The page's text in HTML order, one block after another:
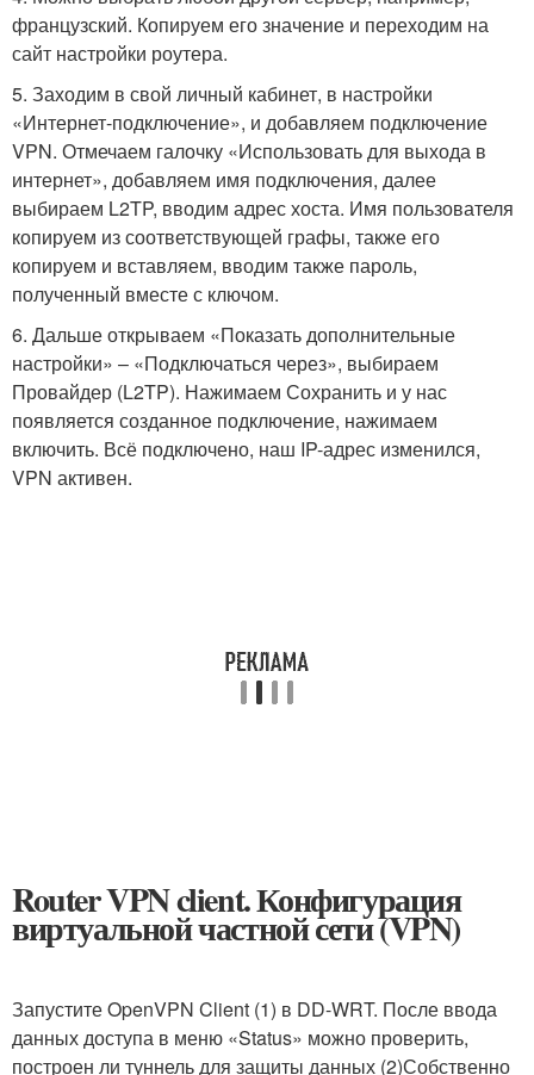
французский. Копируем его значение и переходим на
сайт настройки роутера.
5. Заходим в свой личный кабинет, в настройки
«Интернет-подключение», и добавляем подключение
VPN. Отмечаем галочку «Использовать для выхода в
интернет», добавляем имя подключения, далее
выбираем L2TP, вводим адрес хоста. Имя пользователя
копируем из соответствующей графы, также его
копируем и вставляем, вводим также пароль,
полученный вместе с ключом.
6. Дальше открываем «Показать дополнительные
настройки» – «Подключаться через», выбираем
Провайдер (L2TP). Нажимаем Сохранить и у нас
появляется созданное подключение, нажимаем
включить. Всё подключено, наш IP-адрес изменился,
VPN активен.
Router VPN client. Конфигурация
виртуальной частной сети (VPN)
Запустите OpenVPN Client (1) в DD-WRT. После ввода
данных доступа в меню «Status» можно проверить,
построен ли туннель для защиты данных (2)Собственно